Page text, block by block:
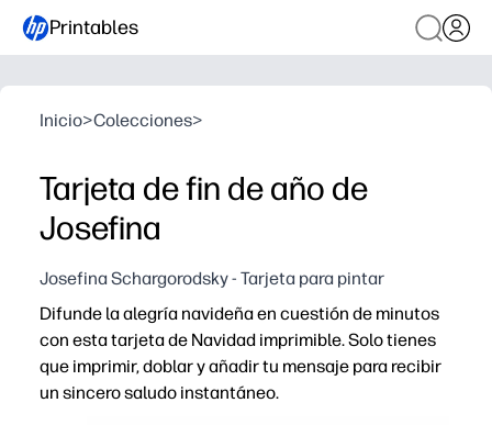
Printables
Inicio>Colecciones>
Tarjeta de fin de año de
Josefina
Josefina Schargorodsky - Tarjeta para pintar
Difunde la alegría navideña en cuestión de minutos
con esta tarjeta de Navidad imprimible. Solo tienes
que imprimir, doblar y añadir tu mensaje para recibir
un sincero saludo instantáneo.